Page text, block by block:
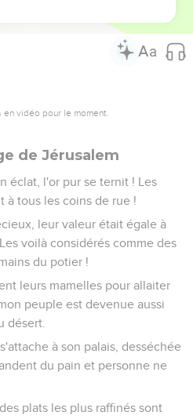
vidéo pour le moment.
de Jérusalem
éclat, l'or pur se ternit ! Les
à tous les coins de rue !
leur valeur était égale à
voilà considérés comme des
du potier !
leurs mamelles pour allaiter
peuple est devenue aussi
désert.
à son palais, desséchée
du pain et personne ne
plats les plus raffinés sont